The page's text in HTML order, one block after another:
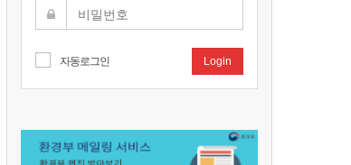
자동로그인 Login